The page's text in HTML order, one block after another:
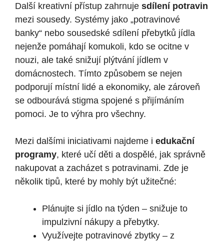
Další kreativní přístup zahrnuje sdílení potravin
mezi sousedy. Systémy jako „potravinové
banky“ nebo sousedské sdílení přebytků jídla
nejenže pomáhají komukoli, kdo se ocitne v
nouzi, ale také snižují plýtvání jídlem v
domácnostech. Tímto způsobem se nejen
podporují místní lidé a ekonomiky, ale zároveň
se odbourává stigma spojené s přijímáním
pomoci. Je to výhra pro všechny.
Mezi dalšími iniciativami najdeme i edukační
programy, které učí děti a dospělé, jak správně
nakupovat a zacházet s potravinami. Zde je
několik tipů, které by mohly být užitečné:
Plánujte si jídlo na týden – snižuje to
impulzivní nákupy a přebytky.
Využívejte potravinové zbytky – z